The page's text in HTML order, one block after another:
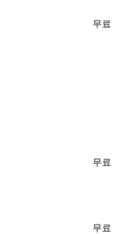
무료
무료
무료